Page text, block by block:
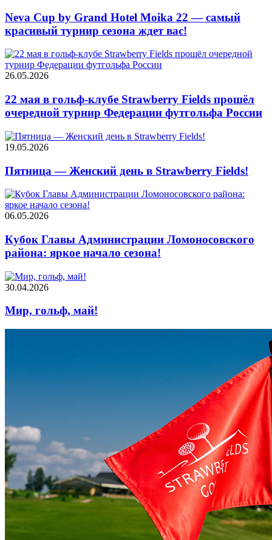
Neva Cup by Grand Hotel Moika 22 — самый
красивый турнир сезона ждет вас!
26.05.2026
22 мая в гольф-клубе Strawberry Fields прошёл
очередной турнир Федерации футгольфа России
19.05.2026
Пятница — Женский день в Strawberry Fields!
06.05.2026
Кубок Главы Администрации Ломоносовского
района: яркое начало сезона!
30.04.2026
Мир, гольф, май!